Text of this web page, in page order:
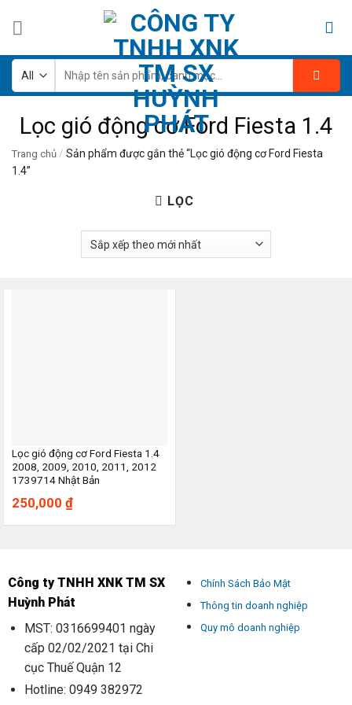
kiếm:
Lọc gió động cơ Ford Fiesta 1.4
Trang chủ / Sản phẩm được gắn thẻ “Lọc gió động cơ Ford Fiesta
1.4”
LỌC
Lọc gió động cơ Ford Fiesta 1.4
2008, 2009, 2010, 2011, 2012
1739714 Nhật Bản
250,000 ₫
Công ty TNHH XNK TM SX
Huỳnh Phát
MST: 0316699401 ngày
cấp 02/02/2021 tại Chi
cục Thuế Quận 12
Hotline: 0949 382972
Chính Sách Bảo Mật
Thông tin doanh nghiệp
Quy mô doanh nghiệp